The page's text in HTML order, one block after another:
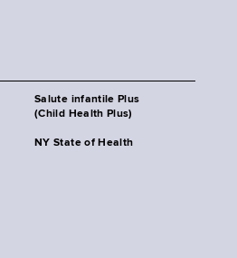
Salute infantile Plus
(Child Health Plus)
NY State of Health